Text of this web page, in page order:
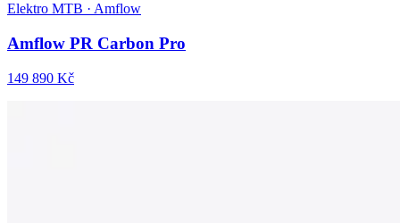
Elektro MTB · Amflow
Amflow PR Carbon Pro
149 890 Kč